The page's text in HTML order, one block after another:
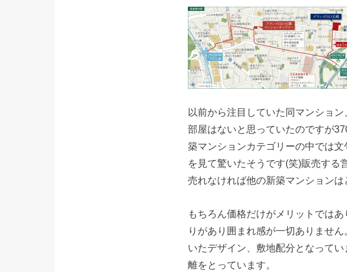
以前から注目していた同マンショ
部屋はないと思っていたのですが
築マンションカテゴリーの中では
を見て驚いたそうです(笑)販売する
売れなければ他の新築マンションは
もちろん価格だけがメリットでは
りがあり囲まれ感が一切ありませ
いたデザイン、敷地配分となって
離をとっています。